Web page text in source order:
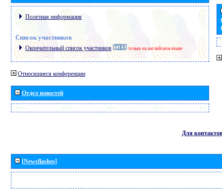
Полезная информация
Список участников
Окончательный список участников только на английском языке
Относящиеся конференции
Отдел новостей
Для контактов
[Newsflashes]